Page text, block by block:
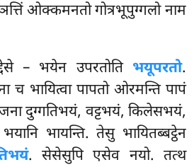
ओक्कमनतो गोत्रभूपुग्गलो नाम
– भयेन उपरतोति भयूपरतो.
च भायित्वा पापतो ओरमन्ति पापं
दुग्गतिभयं, वट्टभयं, किलेसभयं,
भयानि भायन्ति. तेसु भायितब्बट्ठेन
. सेसेसुपि एसेव नयो. तत्थ